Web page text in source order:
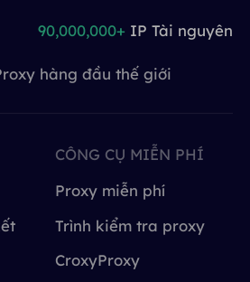
hàng đầu thế giới
90,000,000+ IP Tài nguyên
CÔNG CỤ MIỄN PHÍ
Proxy miễn phí
Trình kiểm tra proxy
CroxyProxy